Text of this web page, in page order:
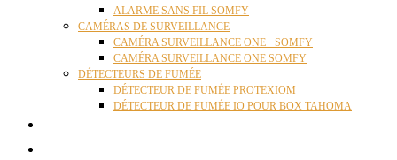
ALARME SANS FIL SOMFY
CAMÉRAS DE SURVEILLANCE
CAMÉRA SURVEILLANCE ONE+ SOMFY
CAMÉRA SURVEILLANCE ONE SOMFY
DÉTECTEURS DE FUMÉE
DÉTECTEUR DE FUMÉE PROTEXIOM
DÉTECTEUR DE FUMÉE IO POUR BOX TAHOMA